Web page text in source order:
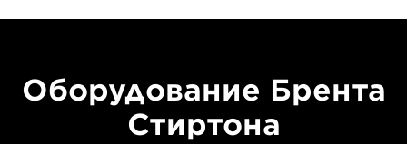
Оборудование Брента
Стиртона